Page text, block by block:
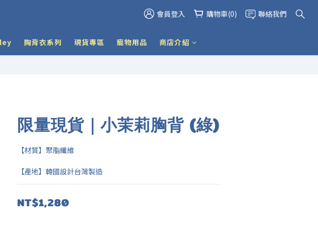
會員登入 購物車(0) 聯絡我們
胸背衣系列 現貨專區 寵物用品 商店介紹
限量現貨｜小茉莉胸背 (綠)
【材質】聚脂纖維
【產地】韓國設計台灣製造
NT$1,280